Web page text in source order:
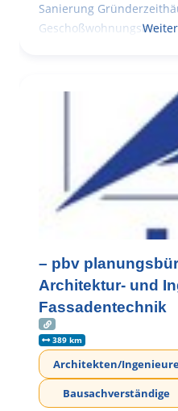
Sanierung
Geschoßwohnungsbau
– pbv
Architektur- und
Fassadentechnik
389 km
Architekten/
Bausachverständige